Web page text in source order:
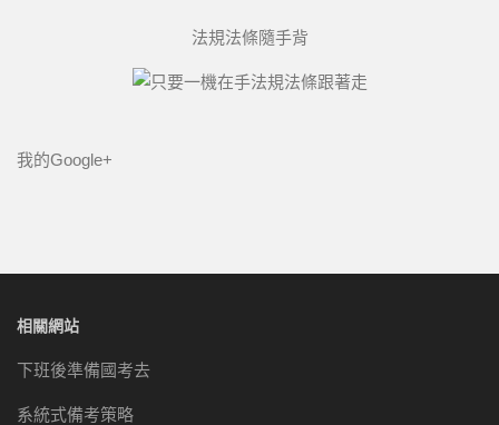
法規法條隨手背
我的Google+
相關網站
下班後準備國考去
系統式備考策略